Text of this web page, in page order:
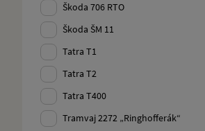
Škoda 706 RTO
Škoda ŠM 11
Tatra T1
Tatra T2
Tatra T400
Tramvaj 2272 „Ringhofferák“